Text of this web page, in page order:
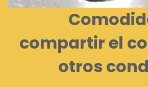
compartir el
otros